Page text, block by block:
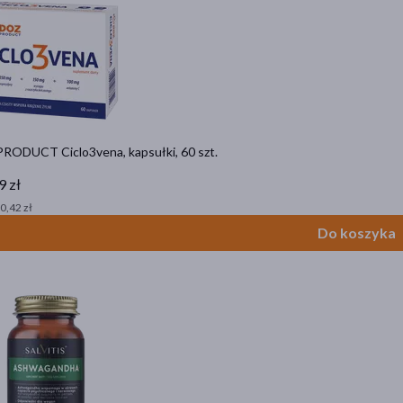
Ciclo3vena, kapsułki, 60 szt.
zł
zł
Do koszyka